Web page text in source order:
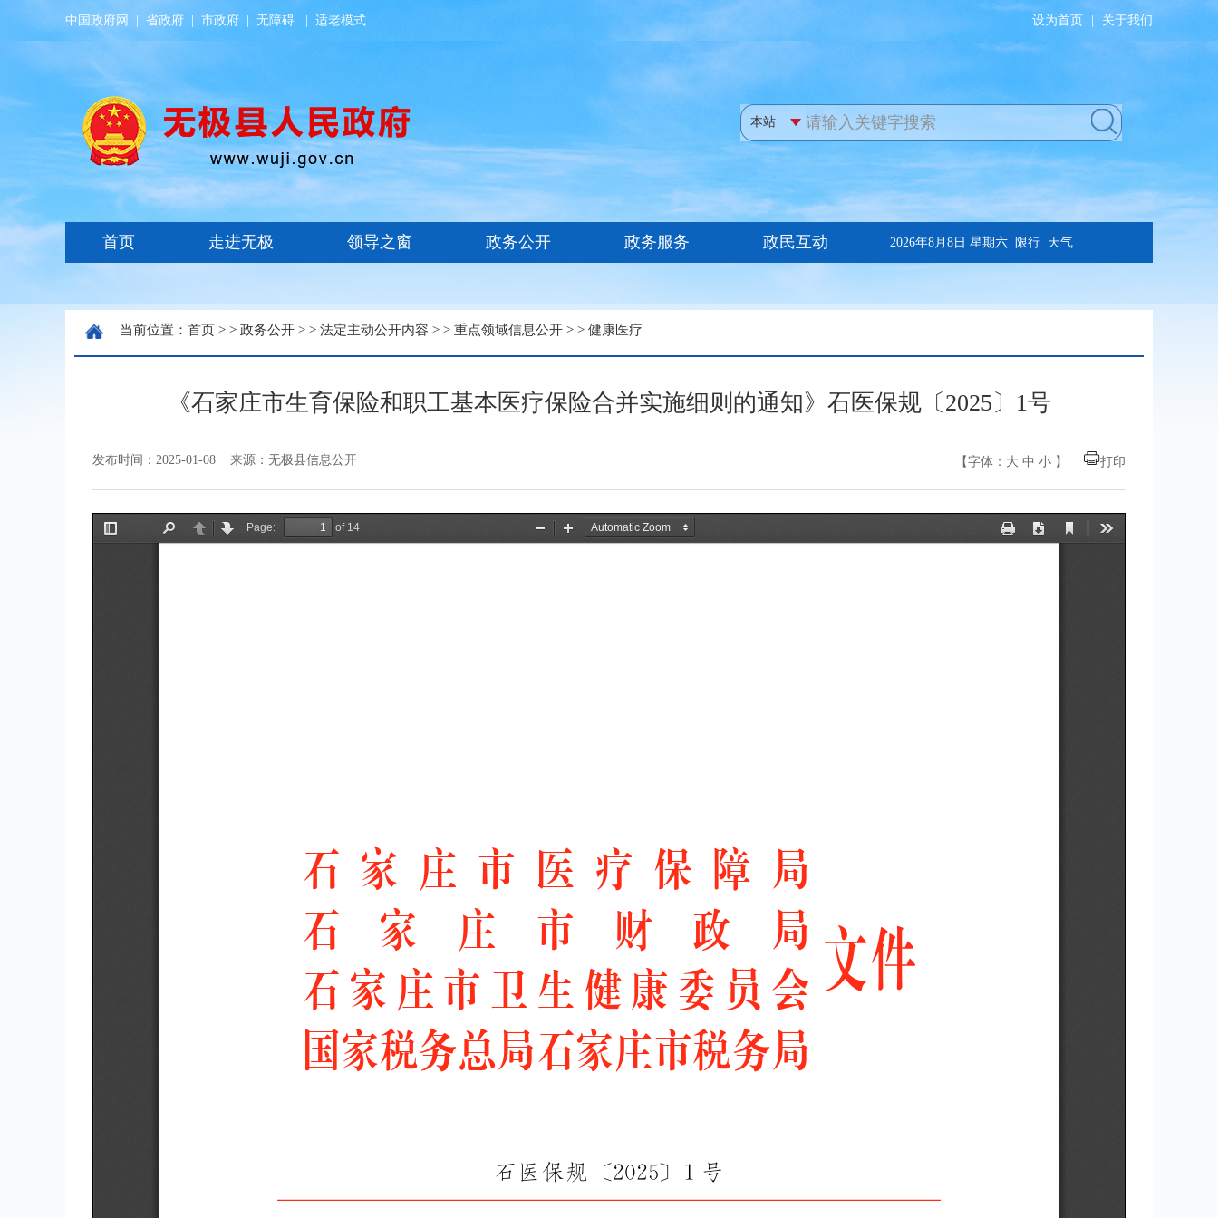
中国政府网 省政府 市政府 无障碍 适老模式 设为首页 关于我们
当前位置： 首页 > > 政务公开 > > 法定主动公开内容 > > 重点领域信息公开 > > 健康医疗
《石家庄市生育保险和职工基本医疗保险合并实施细则的通知》石医保规〔2025〕1号
发布时间：2025-01-08 来源：无极县信息公开 【字体： 大 中 小 】 打印